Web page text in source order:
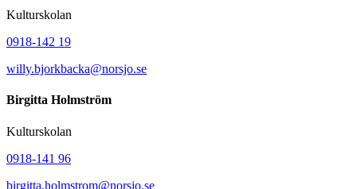
Kulturskolan
0918-142 19
willy.bjorkbacka@norsjo.se
Birgitta Holmström
Kulturskolan
0918-141 96
birgitta.holmstrom@norsjo.se